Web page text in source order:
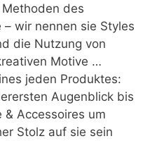
des
– wir nennen sie Styles
die Nutzung von
Motive …
jeden Produktes:
Augenblick bis
& Accessoires um
Stolz auf sie sein